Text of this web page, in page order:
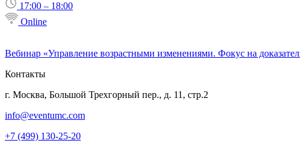
17:00 – 18:00
Online
Вебинар «Управление возрастными изменениями. Фокус на
Контакты
г. Москва, Большой Трехгорный пер., д. 11, стр.2
info@eventumc.com
+7 (499) 130-25-20